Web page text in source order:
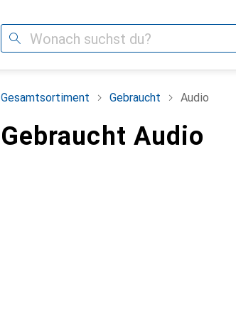
Suche
Gesamtsortiment Gebraucht Audio
Gebraucht Audio